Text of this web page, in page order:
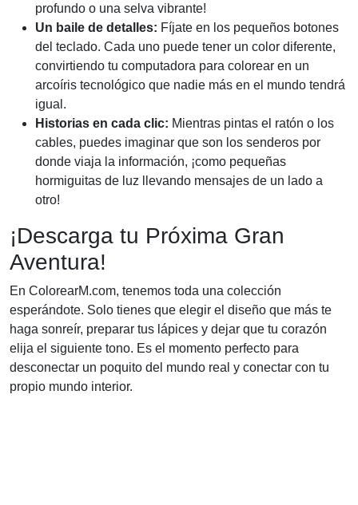
profundo o una selva vibrante!
Un baile de detalles: Fíjate en los pequeños botones
del teclado. Cada uno puede tener un color diferente,
convirtiendo tu computadora para colorear en un
arcoíris tecnológico que nadie más en el mundo tendrá
igual.
Historias en cada clic: Mientras pintas el ratón o los
cables, puedes imaginar que son los senderos por
donde viaja la información, ¡como pequeñas
hormiguitas de luz llevando mensajes de un lado a
otro!
¡Descarga tu Próxima Gran
Aventura!
En ColorearM.com, tenemos toda una colección
esperándote. Solo tienes que elegir el diseño que más te
haga sonreír, preparar tus lápices y dejar que tu corazón
elija el siguiente tono. Es el momento perfecto para
desconectar un poquito del mundo real y conectar con tu
propio mundo interior.